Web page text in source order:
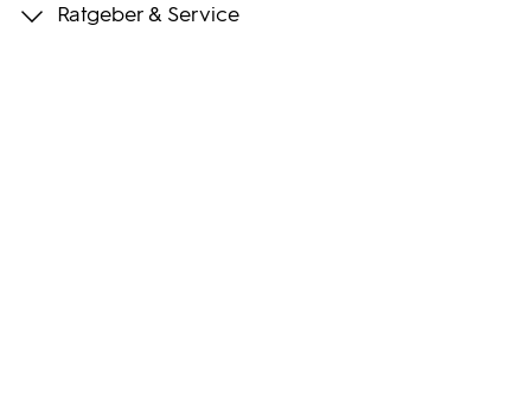
Ratgeber & Service